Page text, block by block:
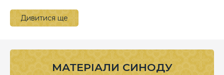
Дивитися ще
МАТЕРІАЛИ СИНОДУ